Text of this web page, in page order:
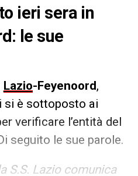
ieri sera in
le sue
Lazio-Feyenoord,
si è sottoposto ai
verificare l’entità del
seguito le sue parole.
S.S. Lazio comunica